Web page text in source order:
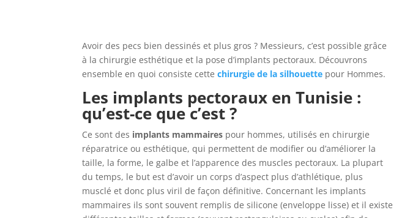
Avoir des pecs bien dessinés et plus gros ? Messieurs, c’est possible grâce
à la chirurgie esthétique et la pose d’implants pectoraux. Découvrons
ensemble en quoi consiste cettechirurgie de la silhouette pour Hommes.
Les implants pectoraux en Tunisie :
qu’est-ce que c’est ?
Ce sont des implants mammaires pour hommes, utilisés en chirurgie
réparatrice ou esthétique, qui permettent de modifier ou d’améliorer la
taille, la forme, le galbe et l’apparence des muscles pectoraux. La plupart
du temps, le but est d’avoir un corps d’aspect plus d’athlétique, plus
musclé et donc plus viril de façon définitive. Concernant les implants
mammaires ils sont souvent remplis de silicone (enveloppe lisse) et il existe